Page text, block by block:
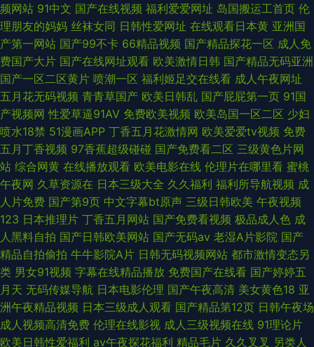
频网站 91中文 国产在线视频 福利爱爱网址 岛国搬运工首页 伦
理朋友的妈妈 丝袜女同 日韩性爱网址 在线观看日本黄 亚洲国
产第一网站 国产99不卡 66精品视频 国产精品探花一区 成人免
费国产大片 国产在线网址观看 欧美激情日韩 国产精品无码亚洲
国产一区二区黄片 喷潮一区 福利姬足交在线看 成人午夜网址
五月花无码视频 青青草国产 欧美日韩乱 国产屁屁第一页 91国
产视频网 性爱草逼91AV 免费欧美视频 欧美岛国一区二区 少妇
喷水18禁 51漫画APP 丁香五月花激情网 欧美爱爱tv视频 免费
五月丁香视频 97香蕉超级碰碰 国产免费看二区 三级黄色片网
站 综合网黄 在线播放观看 欧美电影在线 伦理片在哪里看 蜜桃
午夜网 久草资源在 日本三级大全 久久福利 福利所导航视频 成
人片免费 国产第9页 中文字幕bt原声 三级日韩欧美 午夜视频
123 日本推理片 丁香五月网站 国产免费看视频 极品成人色 成
人黑料自拍 国产日韩欧美网站 国产无码av 老湿A片影院 国产
精品自拍偷拍 牛牛影院A片 日韩无码视频网站 都市激情变态另
类 男女91视频 字幕在线精品播放 免费国产在线看 国产婷婷五
月天 无码传媒导航 日本电影伦理 国产午夜高清 美女黄色18 亚
洲午夜精品视频 日本三级成人观看 国产精品第12页 日韩午夜场
成人视频高清免费 伦理在线影视 成人三级视频在线 91理论片
欧美日韩性爱福利 av午夜探花福利 精品毛片 久久叉叉 另类人